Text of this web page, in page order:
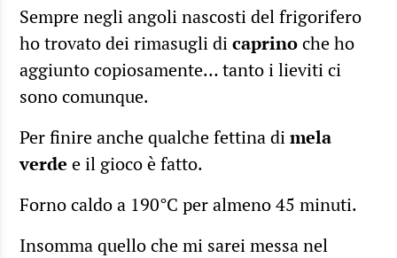
Sempre negli angoli nascosti del frigorifero
ho trovato dei rimasugli dicaprinoche ho
aggiunto copiosamente… tanto i lieviti ci
sono comunque.
Per finire anche qualche fettina dimela
verde e il gioco è fatto.
Forno caldo a 190°C per almeno 45 minuti.
Insomma quello che mi sarei messa nel